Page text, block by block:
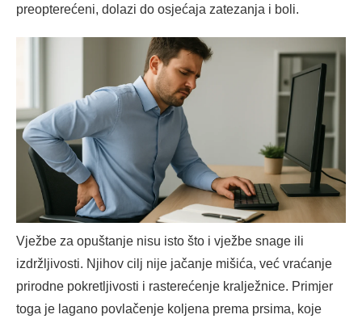
preopterećeni, dolazi do osjećaja zatezanja i boli.
Vježbe za opuštanje nisu isto što i vježbe snage ili
izdržljivosti. Njihov cilj nije jačanje mišića, već vraćanje
prirodne pokretljivosti i rasterećenje kralježnice. Primjer
toga je lagano povlačenje koljena prema prsima, koje